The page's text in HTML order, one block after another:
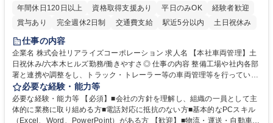
年間休日120日以上
資格取得支援あり 平日のみOK
経験者歓迎
賞与あり
完全週休2日制 交通費支給 駅近5分以内 土日祝休み
仕事の内容
企業名 株式会社リアライズコーポレーション 求人名 【本社車両管理】土
日祝休み/六本木ヒルズ勤務/働きやすさ◎ 仕事の内容 整備工場や社内各部
署と連携や調整をし、トラック・トレーラー等の車両管理等を行っていた
だきます。※営業所：主にお客様から返却された車両を速やかにメンテナ
ンスし、次のお客様にお貸し出しするための拠点 【具体的には】■整備工
場への整備発注・入出庫調整、社内各部署との連携・調整■車両の入出庫
スケジュール管理■返却車両の整備に関する調査・進捗管理等※弊社事業
必要な経験・能力等
必要な経験・能力等 【必須】■会社の方針を理解し、組織の一員として主
体的に業務に取り組める方■電話対応に抵抗のない方■基本的なPCスキル
（Excel、Word、PowerPoint）がある方 【歓迎】■物流・運送・自動車・